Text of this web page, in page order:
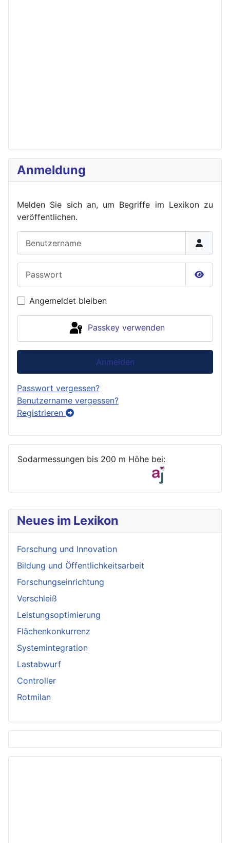
Neues im Lexikon
Forschung und Innovation
Bildung und Öffentlichkeitsarbeit
Forschungseinrichtung
Verschleiß
Leistungsoptimierung
Flächenkonkurrenz
Systemintegration
Lastabwurf
Controller
Rotmilan
Anmeldung
Melden Sie sich an, um Begriffe im Lexikon zu
veröffentlichen.
Angemeldet bleiben
Passkey verwenden
Anmelden
Passwort vergessen?
Benutzername vergessen?
Registrieren
Sodarmessungen bis 200 m Höhe bei: